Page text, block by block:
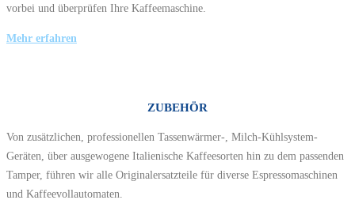
vorbei und überprüfen Ihre Kaffeemaschine.
Mehr erfahren
ZUBEHÖR
Von zusätzlichen, professionellen Tassenwärmer-, Milch-Kühlsystem-
Geräten, über ausgewogene Italienische Kaffeesorten hin zu dem passenden
Tamper, führen wir alle Originalersatzteile für diverse Espressomaschinen
und Kaffeevollautomaten.